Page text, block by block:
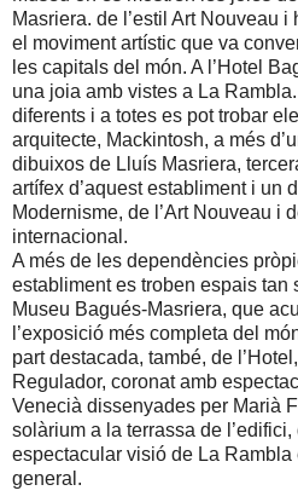
Masriera. de l’estil Art Nouveau
el moviment artístic que va
les capitals del món. A l’Hotel
una joia amb vistes a La
diferents i a totes es pot trobar
arquitecte, Mackintosh, a més
dibuixos de Lluís Masriera,
artífex d’aquest establiment i un
Modernisme, de l’Art Nouveau i
internacional.
A més de les dependències
establiment es troben espais tan
Museu Bagués-Masriera, que
l’exposició més completa del
part destacada, també, de
Regulador, coronat amb
Venecià dissenyades per Marià
solàrium a la terrassa de l’edifici,
espectacular visió de La
general.